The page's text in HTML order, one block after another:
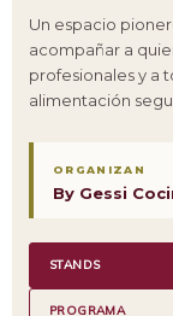
Un espacio
acompañar a
profesionales y a
alimentación
ORGANIZAN
By Gessi
STANDS
PROGRAMA